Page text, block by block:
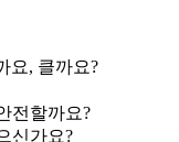
요, 클까요?
전할까요?
신가요?